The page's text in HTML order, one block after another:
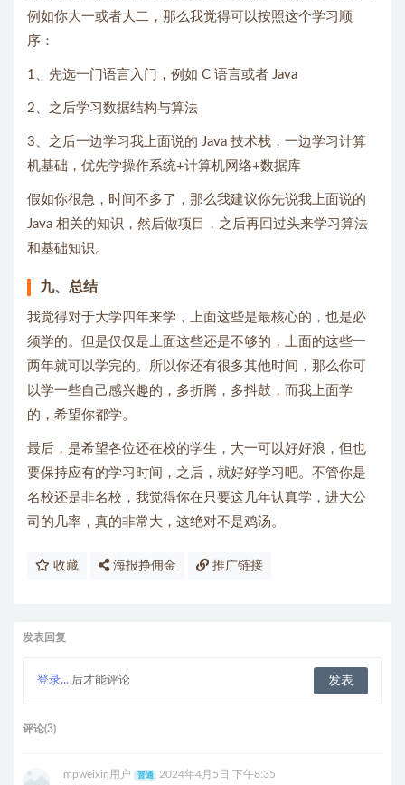
例如你大一或者大二，那么我觉得可以按照这个学习顺
序：
1、先选一门语言入门，例如 C 语言或者 Java
2、之后学习数据结构与算法
3、之后一边学习我上面说的 Java 技术栈，一边学习计算
机基础，优先学操作系统+计算机网络+数据库
假如你很急，时间不多了，那么我建议你先说我上面说的
Java 相关的知识，然后做项目，之后再回过头来学习算法
和基础知识。
九、总结
我觉得对于大学四年来学，上面这些是最核心的，也是必
须学的。但是仅仅是上面这些还是不够的，上面的这些一
两年就可以学完的。所以你还有很多其他时间，那么你可
以学一些自己感兴趣的，多折腾，多抖鼓，而我上面学
的，希望你都学。
最后，是希望各位还在校的学生，大一可以好好浪，但也
要保持应有的学习时间，之后，就好好学习吧。不管你是
名校还是非名校，我觉得你在只要这几年认真学，进大公
司的几率，真的非常大，这绝对不是鸡汤。
收藏 海报挣佣金 推广链接
发表回复
登录... 后才能评论
评论(3)
mpweixin用户 普通 2024年4月5日 下午8:35